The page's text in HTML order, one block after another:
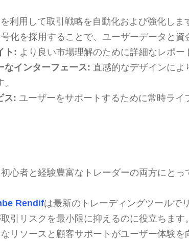
利用して取引戦略を自動化および強化しま
化を採用することで、ユーザーデータと資
ト: より良い市場理解のために詳細なレポー
なインターフェース: 直感的なデザインによ
ス: ユーザーをサポートするために常時ライ
初心者と経験豊富なトレーダーの両方にとっ
Rendifは最新のトレーディングツールで
引リスクを最小限に抑えるのに役立ちます。
リソースと顧客サポートがユーザー体験を